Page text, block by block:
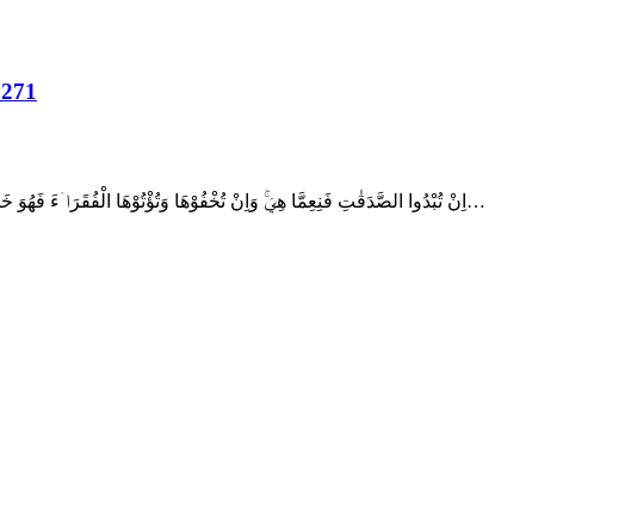
Dalam mushaf yang umumnya kita baca (Qiraah Hafs ‘an Ashim) Surah al-Baqarah/2: 271 adalah sebagai berikut: اِنْ تُبْدُوا الصَّدَقٰتِ فَنِعِمَّا هِيَۚ وَاِنْ تُخْفُوْهَا وَتُؤْتُوْهَا الْفُقَرَاۤءَ فَهُوَ خَيْرٌ لَّكُمْ ۗ وَيُكَفِّرُ…